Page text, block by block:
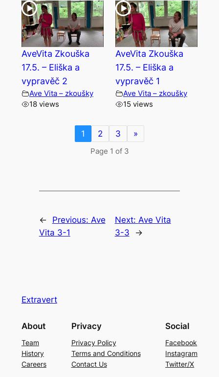
AveVita Zkouška
17.5. – Eliška a
vypravěč 2
Ave Vita – zkoušky
18 views
AveVita Zkouška
17.5. – Eliška a
vypravěč 1
Ave Vita – zkoušky
15 views
1 2 3 »
Page 1 of 3
← Previous: Ave
Vita 3-1
Next: Ave Vita
3-3
→
Extravert
About
Team
History
Careers
Privacy
Privacy Policy
Terms and Conditions
Contact Us
Social
Facebook
Instagram
Twitter/X